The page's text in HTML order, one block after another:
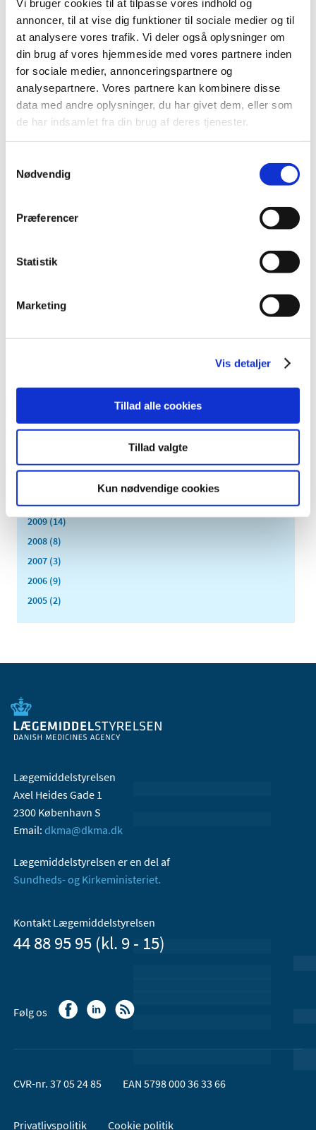
Vi bruger cookies til at tilpasse vores indhold og
annoncer, til at vise dig funktioner til sociale medier og til
at analysere vores trafik. Vi deler også oplysninger om
din brug af vores hjemmeside med vores partnere inden
for sociale medier, annonceringspartnere og
analysepartnere. Vores partnere kan kombinere disse
data med andre oplysninger, du har givet dem, eller som
de har indsamlet fra din brug af deres tjenester.
Nødvendig
Præferencer
Statistik
Marketing
Vis detaljer
Tillad alle cookies
Tillad valgte
Kun nødvendige cookies
2024 (224)
december (28)
november (28)
oktober (28)
september (15)
august (10)
april (12)
januar (19)
2022 (197)
2020 (263)
2018 (150)
2014 (44)
2012 (44)
2010 (7)
2009 (14)
2008 (8)
2007 (3)
2006 (9)
2005 (2)
Lægemiddelstyrelsen
Axel Heides Gade 1
2300 København S
Email: dkma@dkma.dk
Lægemiddelstyrelsen er en del af
Sundheds- og Kirkeministeriet.
Kontakt Lægemiddelstyrelsen
44 88 95 95 (kl. 9 - 15)
Følg os
CVR-nr. 37 05 24 85 EAN 5798 000 36 33 66
Privatlivspolitik Cookie politik